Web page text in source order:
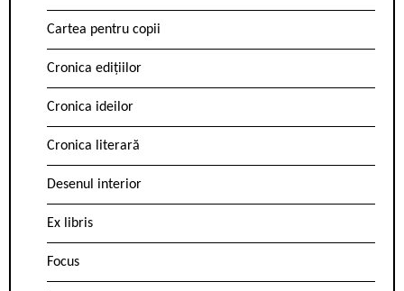
Cartea pentru copii
Cronica edițiilor
Cronica ideilor
Cronica literară
Desenul interior
Ex libris
Focus